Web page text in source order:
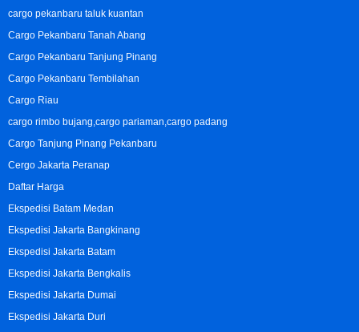
cargo pekanbaru taluk kuantan
Cargo Pekanbaru Tanah Abang
Cargo Pekanbaru Tanjung Pinang
Cargo Pekanbaru Tembilahan
Cargo Riau
cargo rimbo bujang,cargo pariaman,cargo padang
Cargo Tanjung Pinang Pekanbaru
Cergo Jakarta Peranap
Daftar Harga
Ekspedisi Batam Medan
Ekspedisi Jakarta Bangkinang
Ekspedisi Jakarta Batam
Ekspedisi Jakarta Bengkalis
Ekspedisi Jakarta Dumai
Ekspedisi Jakarta Duri